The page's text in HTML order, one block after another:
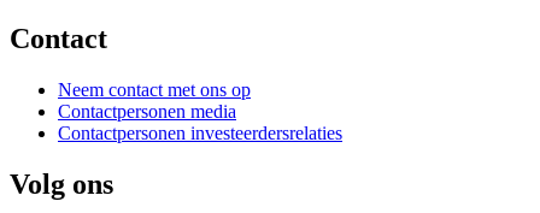
Contact
Neem contact met ons op
Contactpersonen media
Contactpersonen investeerdersrelaties
Volg ons